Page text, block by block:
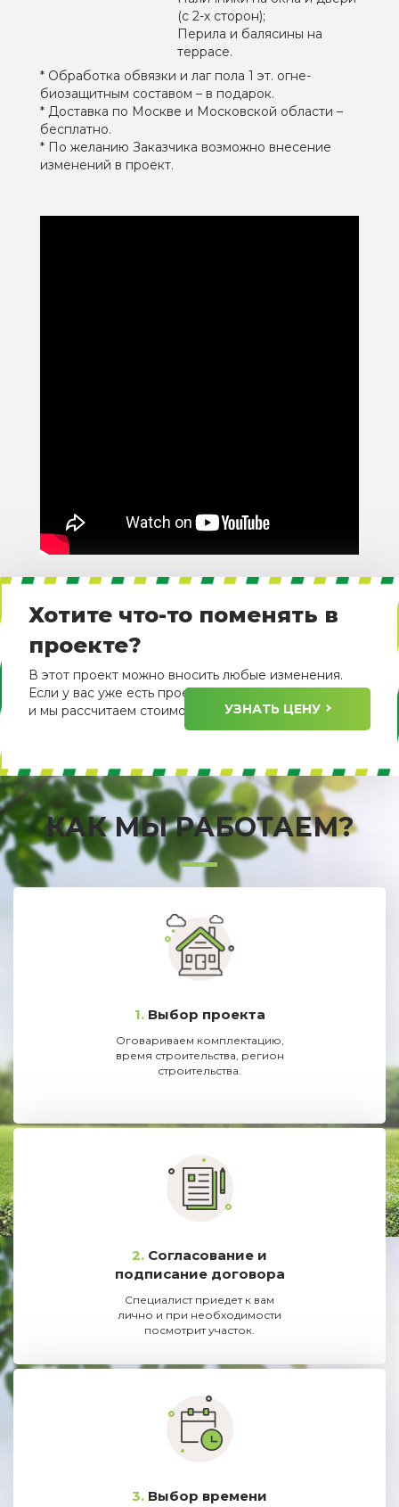
(с 2-х сторон);
Перила и балясины на
террасе.
* Обработка обвязки и лаг пола 1 эт. огне-
биозащитным составом – в подарок.
* Доставка по Москве и Московской области –
бесплатно.
* По желанию Заказчика возможно внесение
изменений в проект.
Хотите что-то поменять в
проекте?
В этот проект можно вносить любые изменения.
Если у вас уже есть проект, пришлите его нам
и мы рассчитаем стоимость его изготовления.
УЗНАТЬ ЦЕНУ
КАК МЫ РАБОТАЕМ?
1. Выбор проекта
Оговариваем комплектацию,
время строительства, регион
строительства.
2. Согласование и
подписание договора
Специалист приедет к вам
лично и при необходимости
посмотрит участок.
3. Выбор времени